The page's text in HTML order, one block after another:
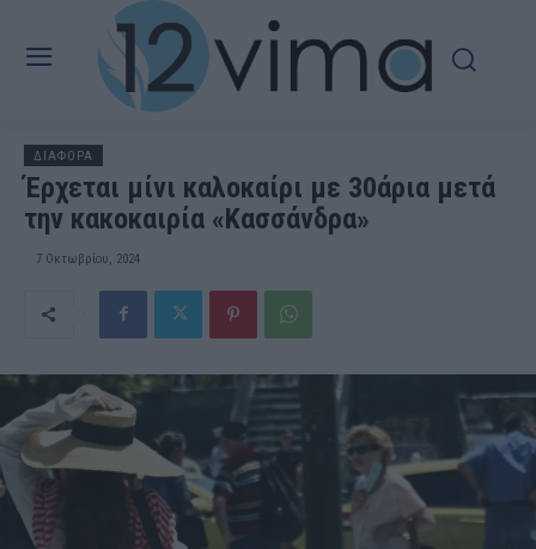
ΔΙΑΦΟΡΑ
Έρχεται μίνι καλοκαίρι με 30άρια μετά
την κακοκαιρία «Κασσάνδρα»
7 Οκτωβρίου, 2024